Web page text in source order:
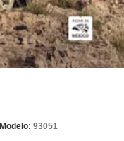
Modelo: 93051